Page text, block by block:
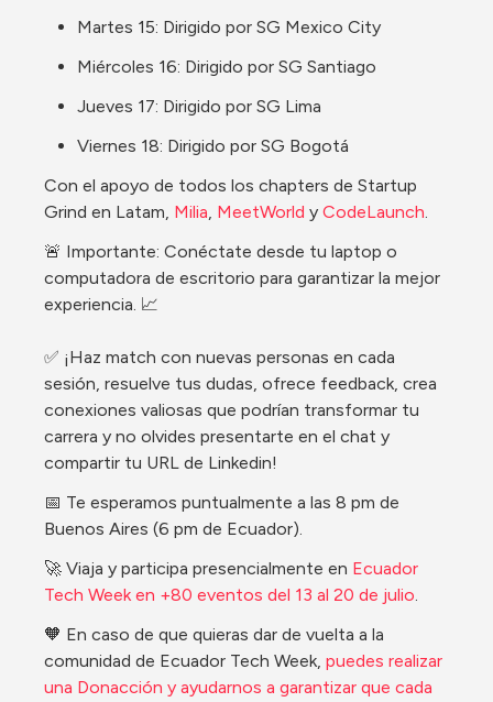
Martes 15: Dirigido por SG Mexico City
Miércoles 16: Dirigido por SG Santiago
Jueves 17: Dirigido por SG Lima
Viernes 18: Dirigido por SG Bogotá
Con el apoyo de todos los chapters de Startup
Grind en Latam, Milia, MeetWorld y CodeLaunch.
🚨 Importante: Conéctate desde tu laptop o
computadora de escritorio para garantizar la mejor
experiencia. 📈
✅ ¡Haz match con nuevas personas en cada
sesión, resuelve tus dudas, ofrece feedback, crea
conexiones valiosas que podrían transformar tu
carrera y no olvides presentarte en el chat y
compartir tu URL de Linkedin!
​​📅 Te esperamos puntualmente a las 8 pm de
Buenos Aires (6 pm de Ecuador).
🚀 Viaja y participa presencialmente en Ecuador
Tech Week en +80 eventos del 13 al 20 de julio.
​🧡 En caso de que quieras dar de vuelta a la
comunidad de Ecuador Tech Week, puedes realizar
una Donacción y ayudarnos a garantizar que cada